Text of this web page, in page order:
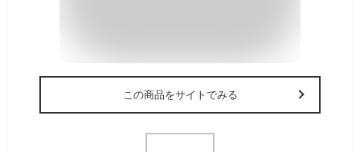
この商品をサイトでみる